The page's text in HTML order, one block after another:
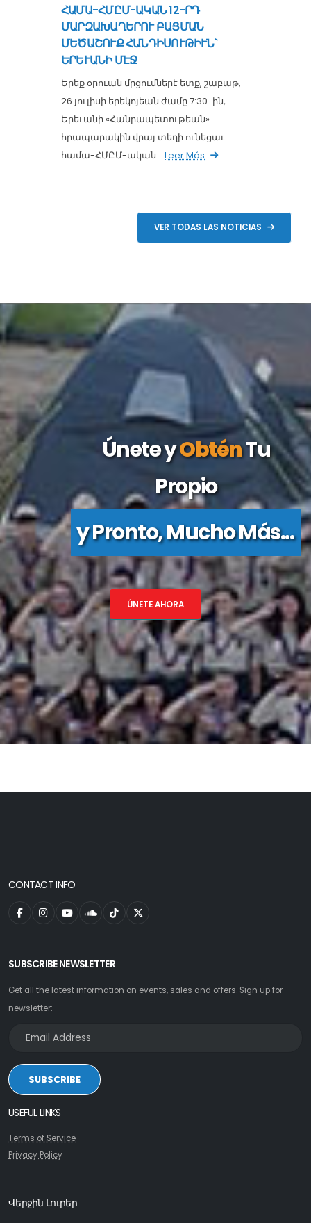
ՀԱՄԱ-ՀՄԸՄ-ԱԿԱՆ 12-ՐԴ
ՄԱՐԶԱԽԱՂԵՐՈՒ ԲԱՑՄԱՆ
ՄԵԾԱՇՈՒՔ ՀԱՆԴԻՍՈՒԹԻՒՆ`
ԵՐԵՒԱՆԻ ՄԷՋ
Երեք օրուան մրցումներէ ետք, շաբաթ,
26 յուլիսի երեկոյեան ժամը 7:30-ին,
Երեւանի «Հանրապետութեան»
հրապարակին վրայ տեղի ունեցաւ
համա-ՀՄԸՄ-ական... Leer Más
VER TODAS LAS NOTICIAS
Únete yObténTu
Propio
y Pronto, Mucho Más...
ÚNETE AHORA
CONTACT INFO
SUBSCRIBE NEWSLETTER
Get all the latest information on events, sales and offers. Sign up for
newsletter:
SUBSCRIBE
USEFUL LINKS
Terms of Service
Privacy Policy
Վերջին Լուրեր